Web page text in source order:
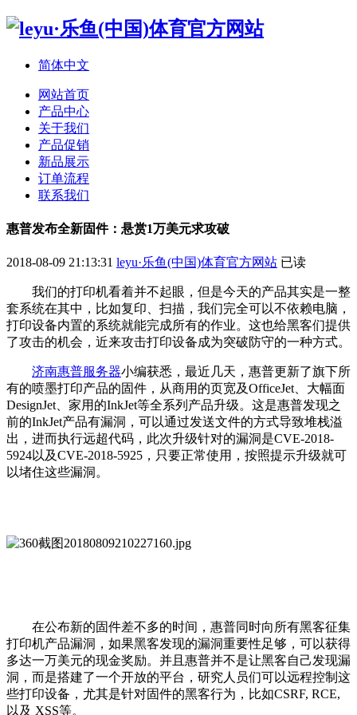
简体中文
网站首页
产品中心
关于我们
产品促销
新品展示
订单流程
联系我们
惠普发布全新固件：悬赏1万美元求攻破
2018-08-09 21:13:31 leyu·乐鱼(中国)体育官方网站 已读
我们的打印机看着并不起眼，但是今天的产品其实是一整
套系统在其中，比如复印、扫描，我们完全可以不依赖电脑，
打印设备内置的系统就能完成所有的作业。这也给黑客们提供
了攻击的机会，近来攻击打印设备成为突破防守的一种方式。
济南惠普服务器小编获悉，最近几天，惠普更新了旗下所
有的喷墨打印产品的固件，从商用的页宽及OfficeJet、大幅面
DesignJet、家用的InkJet等全系列产品升级。这是惠普发现之
前的InkJet产品有漏洞，可以通过发送文件的方式导致堆栈溢
出，进而执行远超代码，此次升级针对的漏洞是CVE-2018-
5924以及CVE-2018-5925，只要正常使用，按照提示升级就可
以堵住这些漏洞。
在公布新的固件差不多的时间，惠普同时向所有黑客征集
打印机产品漏洞，如果黑客发现的漏洞重要性足够，可以获得
多达一万美元的现金奖励。并且惠普并不是让黑客自己发现漏
洞，而是搭建了一个开放的平台，研究人员们可以远程控制这
些打印设备，尤其是针对固件的黑客行为，比如CSRF, RCE,
以及 XSS等。